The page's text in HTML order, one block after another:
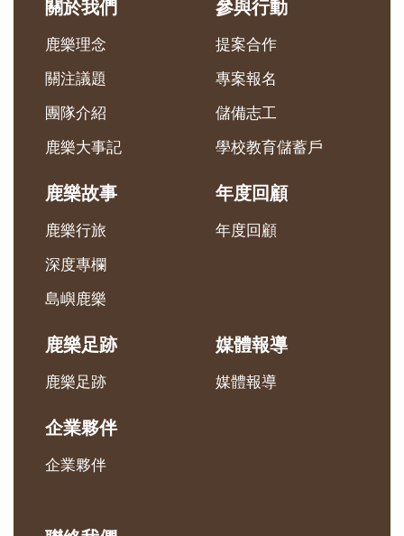
關於我們
鹿樂理念
關注議題
團隊介紹
鹿樂大事記
參與行動
提案合作
專案報名
儲備志工
學校教育儲蓄戶
鹿樂故事
鹿樂行旅
深度專欄
島嶼鹿樂
年度回顧
年度回顧
鹿樂足跡
鹿樂足跡
媒體報導
媒體報導
企業夥伴
企業夥伴